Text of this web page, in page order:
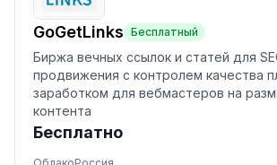
GoGetLinks Бесплатный
Биржа вечных ссылок и статей для
продвижения с контролем качества
заработком для вебмастеров на
контента
Бесплатно